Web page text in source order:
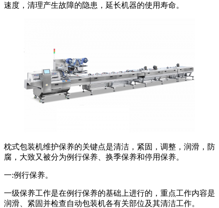
速度，清理产生故障的隐患，延长机器的使用寿命。
枕式包装机维护保养的关键点是清洁，紧固，调整，润滑，防
腐，大致又被分为例行保养、换季保养和停用保养。
一:例行保养。
一级保养工作是在例行保养的基础上进行的，重点工作内容是
润滑、紧固并检查自动包装机各有关部位及其清洁工作。